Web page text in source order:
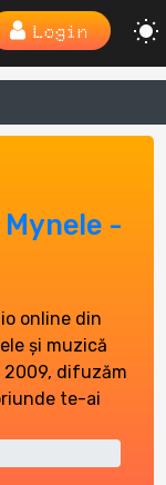
Login
Mynele -
online din
și muzică
2009, difuzăm
te-ai